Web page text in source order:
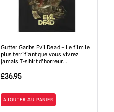
Gutter Garbs Evil Dead – Le film le
plus terrifiant que vous vivrez
jamais T-shirt d'horreur…
£36.95
AJOUTER AU PANIER